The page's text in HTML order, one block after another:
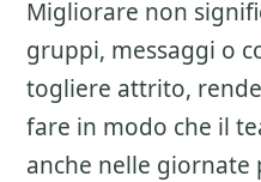
Migliorare non
gruppi, messaggi o
togliere attrito,
fare in modo che il
anche nelle giornate